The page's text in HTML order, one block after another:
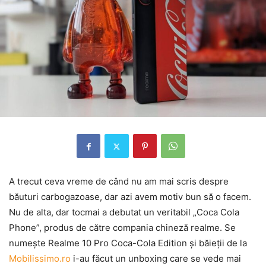
A trecut ceva vreme de când nu am mai scris despre
băuturi carbogazoase, dar azi avem motiv bun să o facem.
Nu de alta, dar tocmai a debutat un veritabil „Coca Cola
Phone”, produs de către compania chineză realme. Se
numeşte Realme 10 Pro Coca-Cola Edition şi băieţii de la
Mobilissimo.ro i-au făcut un unboxing care se vede mai